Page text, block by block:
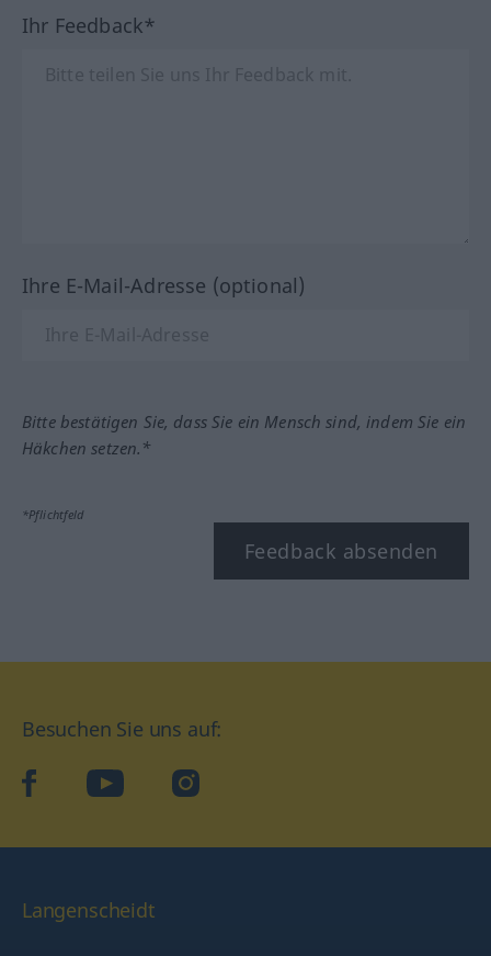
Ihr Feedback*
Ihre E-Mail-Adresse (optional)
Bitte bestätigen Sie, dass Sie ein Mensch sind, indem Sie ein
Häkchen setzen.*
*Pflichtfeld
Feedback absenden
Besuchen Sie uns auf:
facebookYouTube Instagram
Langenscheidt